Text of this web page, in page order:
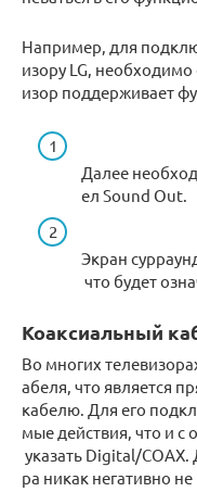
Например, для
изору LG, необходимо
изор поддерживает
Далее
ел Sound Out.
Экран
что будет
Коаксиальный
Во многих
абеля, что является
кабелю. Для его
мые действия, что и с
указать Digital/
ра никак негативно